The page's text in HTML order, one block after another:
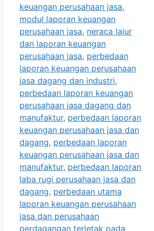
keuangan perusahaan jasa,
modul laporan keuangan
perusahaan jasa, neraca lajur
dan laporan keuangan
perusahaan jasa, perbedaan
laporan keuangan perusahaan
jasa dagang dan industri,
perbedaan laporan keuangan
perusahaan jasa dagang dan
manufaktur, perbedaan laporan
keuangan perusahaan jasa dan
dagang, perbedaan laporan
keuangan perusahaan jasa dan
manufaktur, perbedaan laporan
laba rugi perusahaan jasa dan
dagang, perbedaan utama
laporan keuangan perusahaan
jasa dan perusahaan
perdagangan terletak pada,